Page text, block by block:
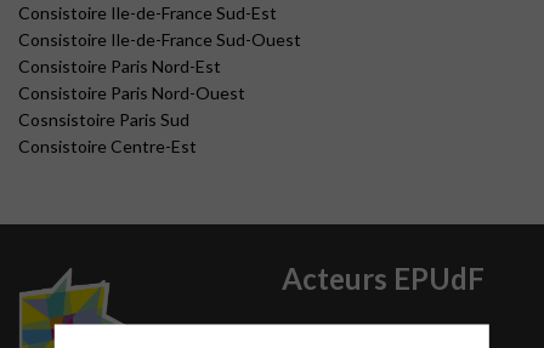
Consistoire Ile-de-France Sud-Est
Consistoire Ile-de-France Sud-Ouest
Consistoire Paris Nord-Est
Consistoire Paris Nord-Ouest
Cosnsistoire Paris Sud
Consistoire Centre-Est
Acteurs EPUdF